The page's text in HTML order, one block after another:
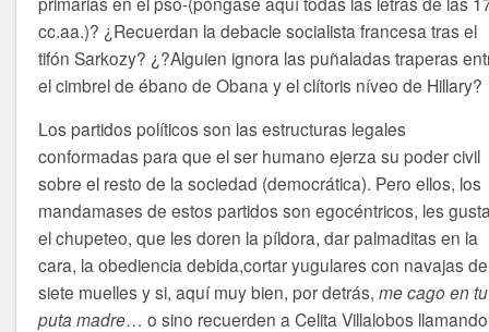
cc.aa.)? ¿Recuerdan la debacle socialista francesa tras el
tifón Sarkozy? ¿?Alguien ignora las puñaladas traperas
el cimbrel de ébano de Obana y el clítoris níveo de Hillary?
Los partidos políticos son las estructuras legales
conformadas para que el ser humano ejerza su poder civil
sobre el resto de la sociedad (democrática). Pero ellos, los
mandamases de estos partidos son egocéntricos, les
el chupeteo, que les doren la píldora, dar palmaditas en la
cara, la obediencia debida,cortar yugulares con navajas de
siete muelles y si, aquí muy bien, por detrás,me cago en tu
puta madre… o sino recuerden a Celita Villalobos